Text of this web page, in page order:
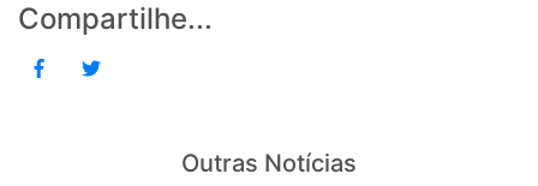
Compartilhe...
Outras Notícias